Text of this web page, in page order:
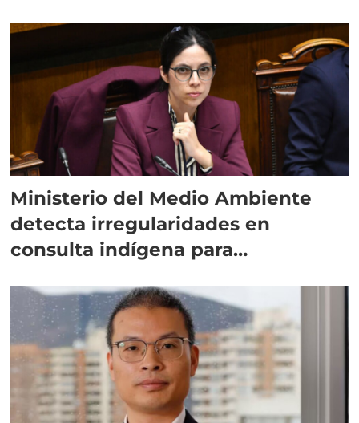
Ministerio del Medio Ambiente
detecta irregularidades en
consulta indígena para